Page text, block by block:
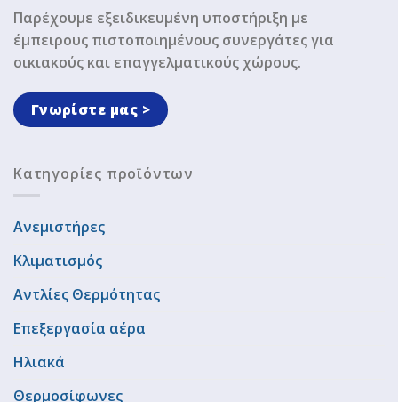
Παρέχουμε εξειδικευμένη υποστήριξη με
έμπειρους πιστοποιημένους συνεργάτες για
οικιακούς και επαγγελματικούς χώρους.
Γνωρίστε μας >
Κατηγορίες προϊόντων
Ανεμιστήρες
Κλιματισμός
Αντλίες Θερμότητας
Επεξεργασία αέρα
Ηλιακά
Θερμοσίφωνες